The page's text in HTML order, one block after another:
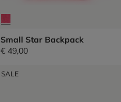
Small Star Backpack
€ 49,00
SALE